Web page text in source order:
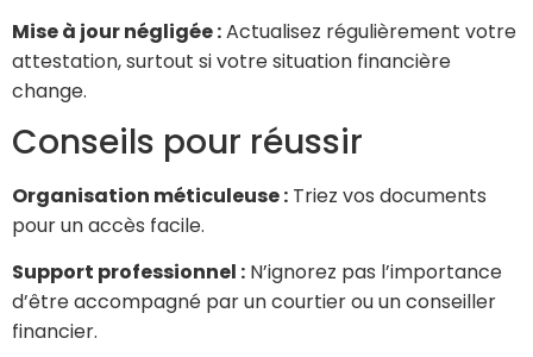
Mise à jour négligée :Actualisez régulièrement votre
attestation, surtout si votre situation financière
change.
Conseils pour réussir
Organisation méticuleuse : Triez vos documents
pour un accès facile.
Support professionnel : N’ignorez pas l’importance
d’être accompagné par un courtier ou un conseiller
financier.